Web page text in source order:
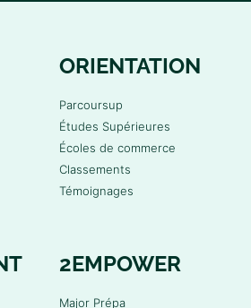
ORIENTATION
Parcoursup
Études Supérieures
Écoles de commerce
Classements
Témoignages
2EMPOWER
Major Prépa